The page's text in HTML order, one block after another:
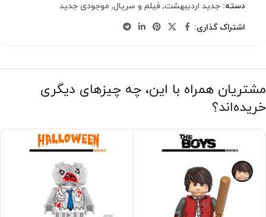
دسته: جدید اردیبهشت, فیلم و سریال, موجودی جدید
اشتراک گذاری:
مشتریان همراه با این، چه چیزهای دیگری
خریده‌اند؟